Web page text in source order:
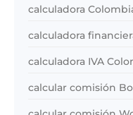
calculadora
calculadora
calculadora IVA
calcular comisión